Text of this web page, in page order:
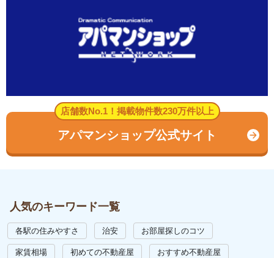
店舗数No.1！掲載物件数230万件以上
アパマンショップ公式サイト
人気のキーワード一覧
各駅の住みやすさ 治安 お部屋探しのコツ
家賃相場 初めての不動産屋 おすすめ不動産屋